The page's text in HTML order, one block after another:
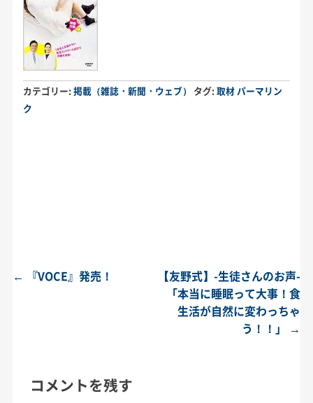
カテゴリー:掲載（雑誌・新聞・ウェブ） タグ:取材 パーマリン
ク
投稿ナビゲーション
← 『VOCE』発売！
【友野式】-生徒さんのお声-
「本当に睡眠って大事！食
生活が自然に変わっちゃ
う！！」
→
コメントを残す